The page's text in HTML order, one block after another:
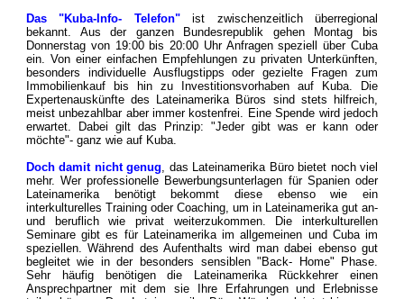
Das "Kuba-Info- Telefon"ist zwischenzeitlich überregional
bekannt. Aus der ganzen Bundesrepublik gehen Montag bis
Donnerstag von 19:00 bis 20:00 Uhr Anfragen speziell über Cuba
ein. Von einer einfachen Empfehlungen zu privaten Unterkünften,
besonders individuelle Ausflugstipps oder gezielte Fragen zum
Immobilienkauf bis hin zu Investitionsvorhaben auf Kuba. Die
Expertenauskünfte des Lateinamerika Büros sind stets hilfreich,
meist unbezahlbar aber immer kostenfrei. Eine Spende wird jedoch
erwartet. Dabei gilt das Prinzip: "Jeder gibt was er kann oder
möchte"- ganz wie auf Kuba.
Doch damit nicht genug, das Lateinamerika Büro bietet noch viel
mehr. Wer professionelle Bewerbungsunterlagen für Spanien oder
Lateinamerika benötigt bekommt diese ebenso wie ein
interkulturelles Training oder Coaching, um in Lateinamerika gut an-
und beruflich wie privat weiterzukommen. Die interkulturellen
Seminare gibt es für Lateinamerika im allgemeinen und Cuba im
speziellen.Während des Aufenthalts wird man dabei ebenso gut
begleitet wie in der besonders sensiblen "Back- Home" Phase.
Sehr häufig benötigen die Lateinamerika Rückkehrer einen
Ansprechpartner mit dem sie Ihre Erfahrungen und Erlebnisse